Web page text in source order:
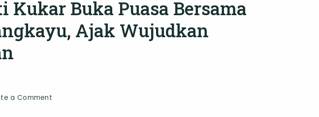
Kukar Buka Puasa Bersama
Ajak Wujudkan
a Comment